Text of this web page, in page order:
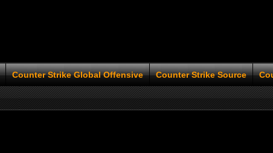
Counter Strike Global Offensive Counter Strike Source